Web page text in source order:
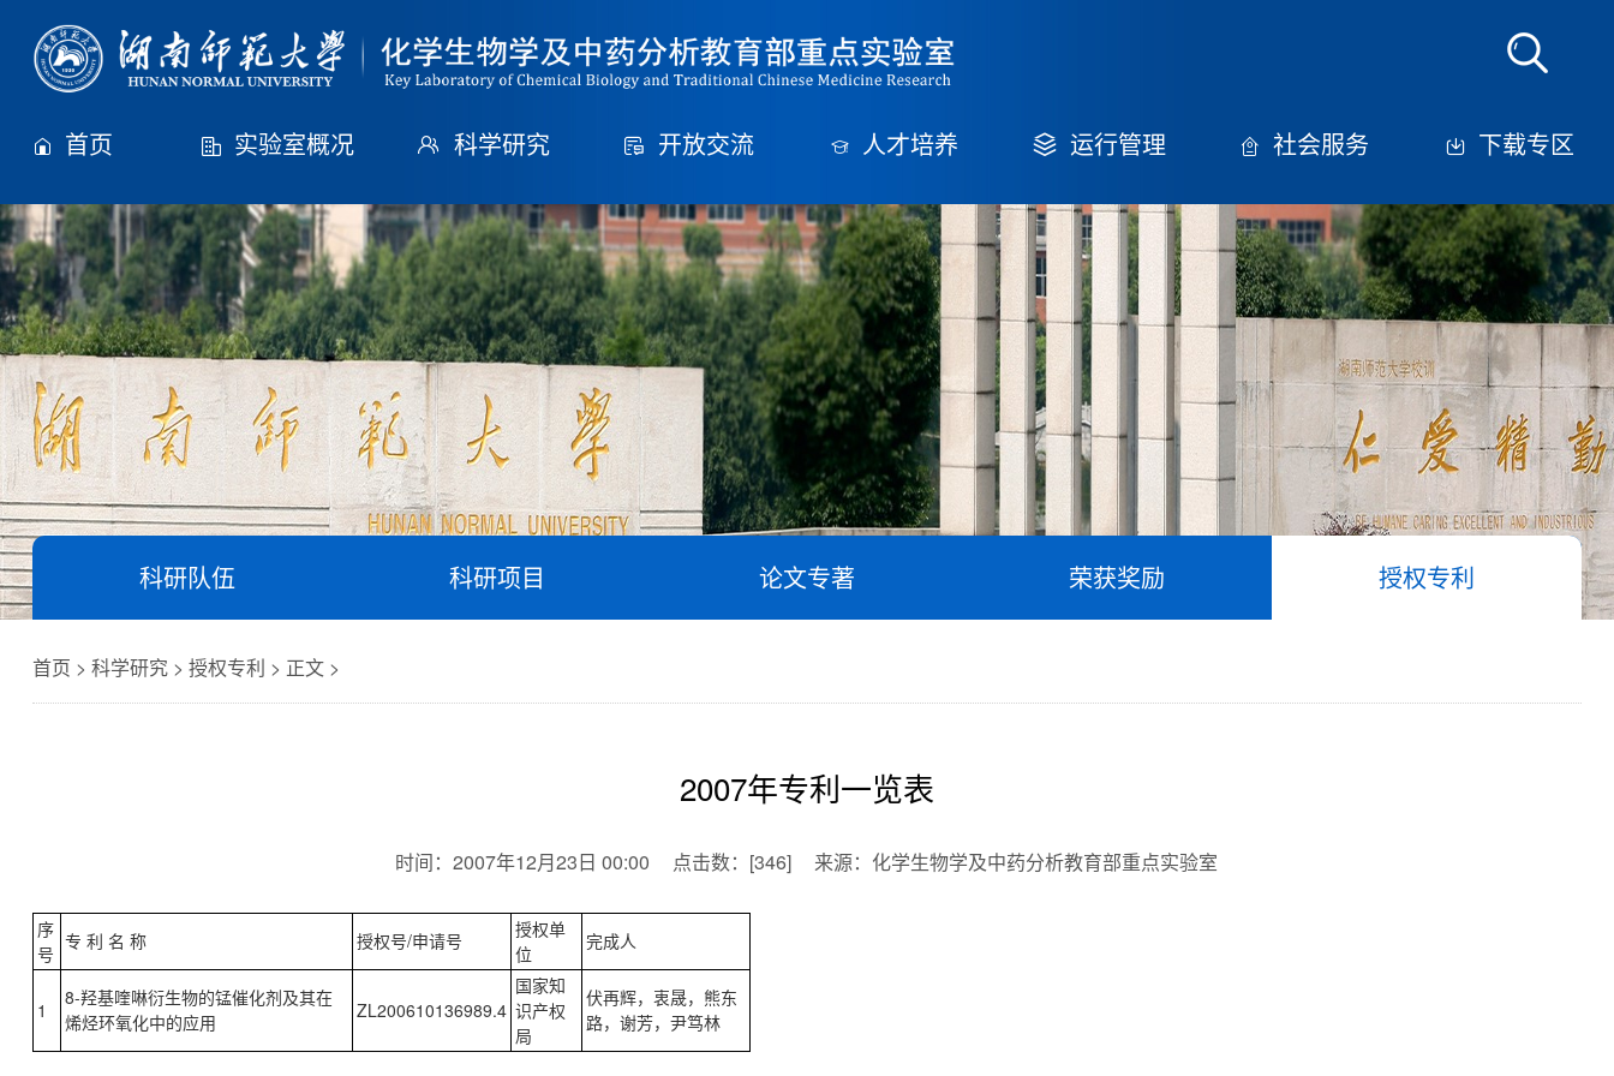
首页 实验室概况 科学研究 开放交流 人才培养 运行管理 社会服务 下载专区
科研队伍 科研项目 论文专著 荣获奖励 授权专利
首页 > 科学研究 > 授权专利 > 正文 >
2007年专利一览表
时间：2007年12月23日 00:00 点击数： [346] 来源： 化学生物学及中药分析教育部重点实验室
序
号
专 利 名 称 授权号/申请号
授权单
位
完成人
1
8-羟基喹啉衍生物的锰催化剂及其在
烯烃环氧化中的应用
ZL200610136989.4
国家知
识产权
局
伏再辉，衷晟，熊东
路，谢芳，尹笃林